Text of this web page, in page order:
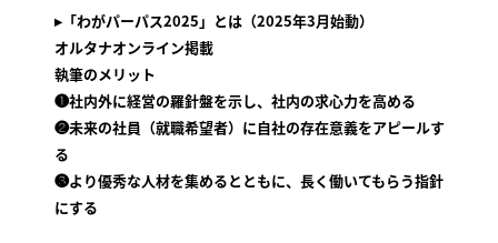
▸「わがパーパス2025」とは（2025年3月始動）
オルタナオンライン掲載
執筆のメリット
❶社内外に経営の羅針盤を示し、社内の求心力を高める
❷未来の社員（就職希望者）に自社の存在意義をアピールす
る
❸より優秀な人材を集めるとともに、長く働いてもらう指針
にする